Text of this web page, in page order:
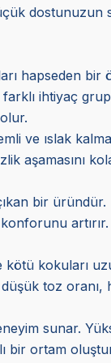
dostunuzun
hapseden bir
ihtiyaç
ve ıslak
aşamasını
bir üründür.
kokuları
toz
sunar.
bir ortam